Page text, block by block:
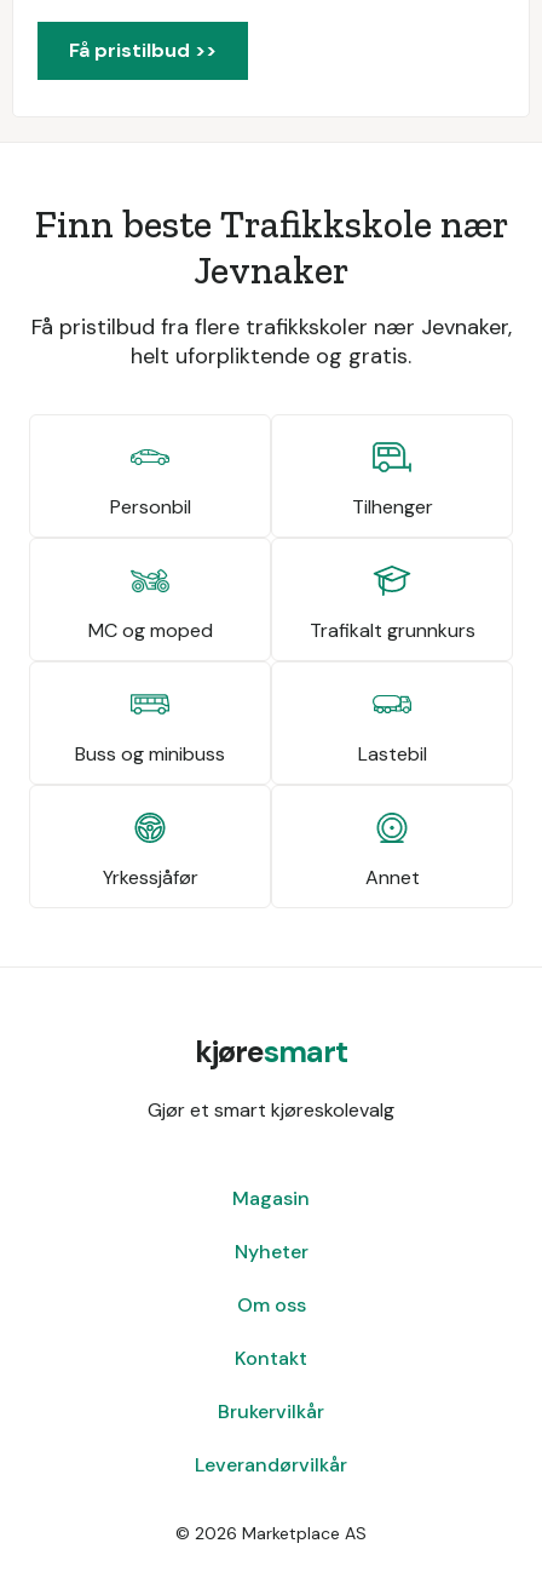
Få pristilbud >>
Finn beste Trafikkskole nær
Jevnaker
Få pristilbud fra flere trafikkskoler nær Jevnaker,
helt uforpliktende og gratis.
Personbil Tilhenger
MC og moped Trafikalt grunnkurs
Buss og minibuss Lastebil
Yrkessjåfør Annet
kjøresmart
Gjør et smart kjøreskolevalg
Magasin
Nyheter
Om oss
Kontakt
Brukervilkår
Leverandørvilkår
© 2026 Marketplace AS